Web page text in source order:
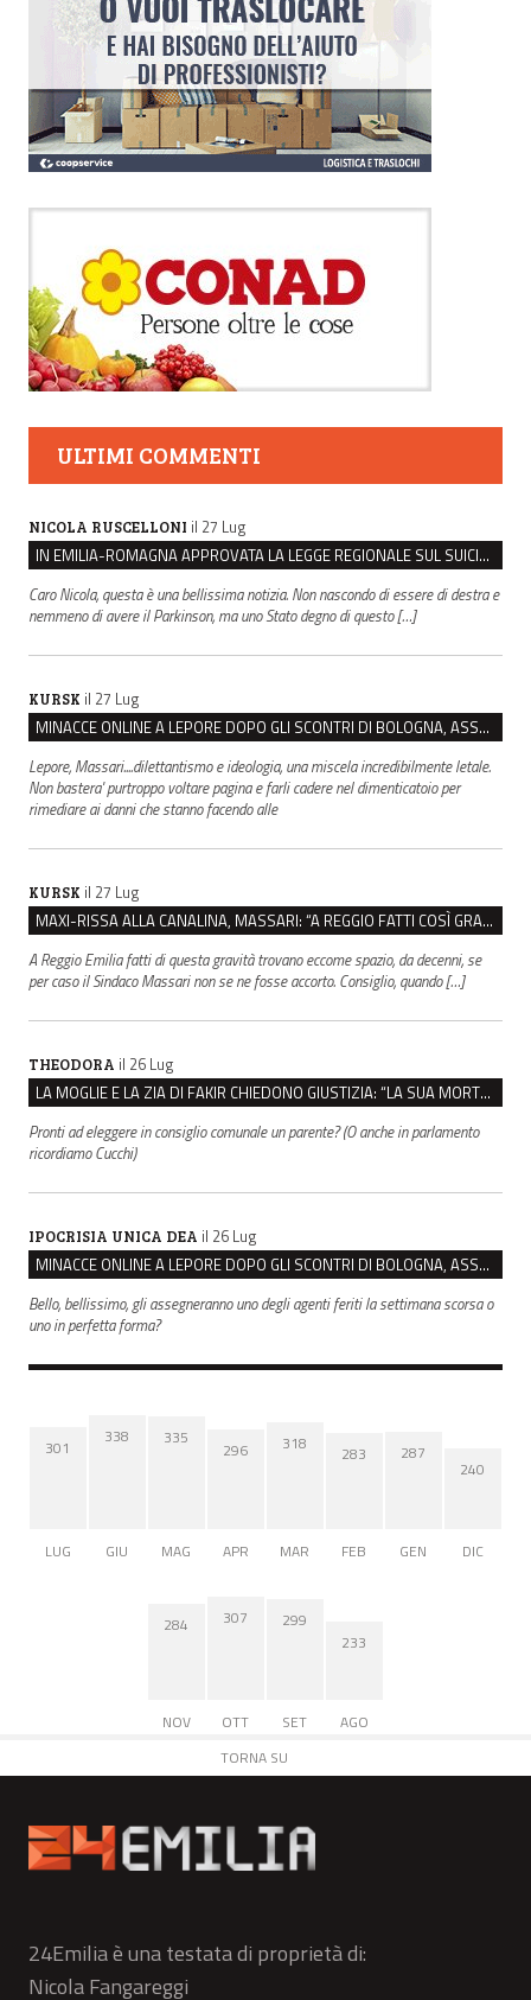
ULTIMI COMMENTI
NICOLA RUSCELLONI il 27 Lug
IN EMILIA-ROMAGNA APPROVATA LA LEGGE REGIONALE SUL SUICIDIO MEDICALMENTE ASSISTITO
Caro Nicola, questa è una bellissima notizia. Non nascondo di essere di destra e
nemmeno di avere il Parkinson, ma uno Stato degno di questo […]
KURSK il 27 Lug
MINACCE ONLINE A LEPORE DOPO GLI SCONTRI DI BOLOGNA, ASSEGNATA LA SCORTA AL SINDACO
Lepore, Massari....dilettantismo e ideologia, una miscela incredibilmente letale.
Non bastera' purtroppo voltare pagina e farli cadere nel dimenticatoio per
rimediare ai danni che stanno facendo alle
KURSK il 27 Lug
MAXI-RISSA ALLA CANALINA, MASSARI: “A REGGIO FATTI COSÌ GRAVI NON DEVONO TROVARE SPAZIO”
A Reggio Emilia fatti di questa gravità trovano eccome spazio, da decenni, se
per caso il Sindaco Massari non se ne fosse accorto. Consiglio, quando […]
THEODORA il 26 Lug
LA MOGLIE E LA ZIA DI FAKIR CHIEDONO GIUSTIZIA: “LA SUA MORTE CRIMINE CONTRO L’UMANITÀ”
Pronti ad eleggere in consiglio comunale un parente? (O anche in parlamento
ricordiamo Cucchi)
IPOCRISIA UNICA DEA il 26 Lug
MINACCE ONLINE A LEPORE DOPO GLI SCONTRI DI BOLOGNA, ASSEGNATA LA SCORTA AL SINDACO
Bello, bellissimo, gli assegneranno uno degli agenti feriti la settimana scorsa o
uno in perfetta forma?
301
LUG
338
GIU
335
MAG
296
APR
318
MAR
283
FEB
287
GEN
240
DIC
284
NOV
307
OTT
299
SET
233
AGO
TORNA SU
24Emilia è una testata di proprietà di:
Nicola Fangareggi